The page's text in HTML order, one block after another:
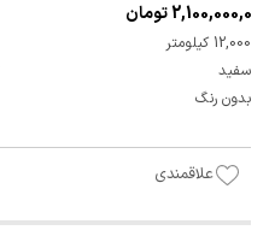
2,100,000,000 تومان
12,000 کیلومتر
سفید
بدون رنگ
علاقمندی